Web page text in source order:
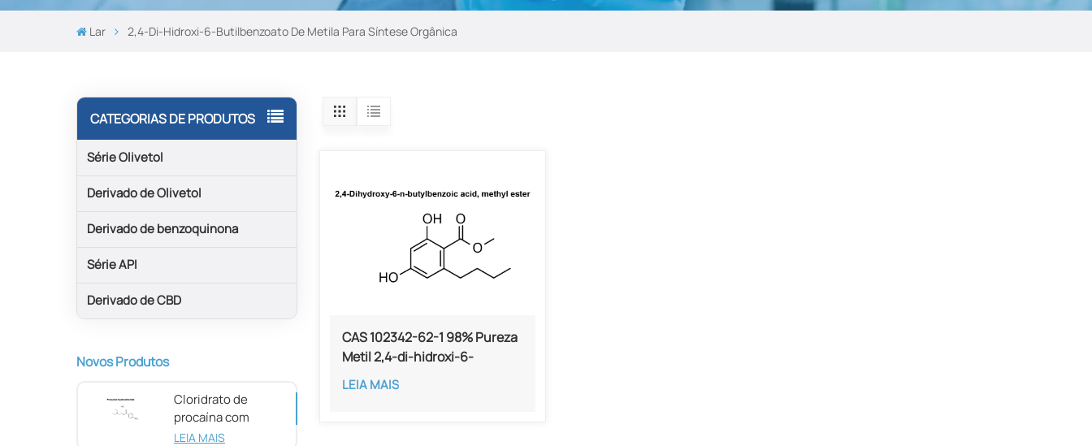
Lar 2,4-Di-Hidroxi-6-Butilbenzoato De Metila Para Síntese Orgânica
CATEGORIAS DE PRODUTOS
Série Olivetol
Derivado de Olivetol
Derivado de benzoquinona
Série API
Derivado de CBD
Novos Produtos
Cloridrato de
procaína com
pureza de 98%
LEIA MAIS
CAS 102342-62-1 98% Pureza
Metil 2,4-di-hidroxi-6-
Butilbenzoato
LEIA MAIS